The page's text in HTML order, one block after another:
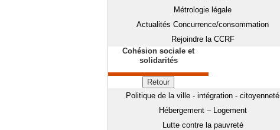
Métrologie légale
Actualités Concurrence/consommation
Rejoindre la CCRF
Cohésion sociale et
solidarités
Retour
Politique de la ville - intégration - citoyenneté
Hébergement – Logement
Lutte contre la pauvreté